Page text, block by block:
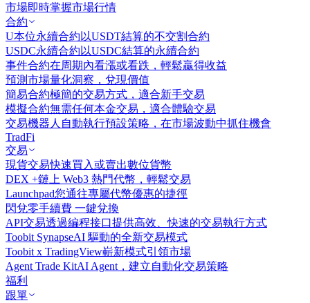
市場即時掌握市場行情
合約
U本位永續合約 以USDT結算的不交割合約
USDC永續合約 以USDC結算的永續合約
事件合約在周期內看漲或看跌，輕鬆贏得收益
預測市場量化洞察，兌現價值
簡易合約極簡的交易方式，適合新手交易
模擬合約無需任何本金交易，適合體驗交易
交易機器人 自動執行預設策略，在市場波動中抓住機會
TradFi
交易
現貨交易快速買入或賣出數位貨幣
DEX +鏈上 Web3 熱門代幣，輕鬆交易
Launchpad您通往專屬代幣優惠的捷徑
閃兌零手續費 一鍵兌換
API交易透過編程接口提供高效、快速的交易執行方式
Toobit SynapseAI 驅動的全新交易模式
Toobit x TradingView嶄新模式引領市場
Agent Trade KitAI Agent，建立自動化交易策略
福利
跟單